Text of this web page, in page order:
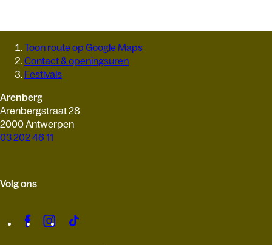
Toon route op Google Maps
Contact & openingsuren
Festivals
Arenberg
Arenbergstraat 28
2000 Antwerpen
03 202 46 11
Volg ons